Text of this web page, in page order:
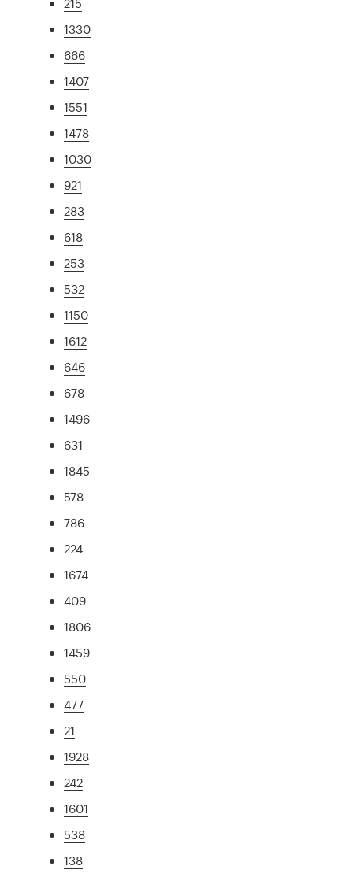
1330
666
1407
1551
1478
1030
921
283
618
253
532
1150
1612
646
678
1496
631
1845
578
786
224
1674
409
1806
1459
550
477
21
1928
242
1601
538
138